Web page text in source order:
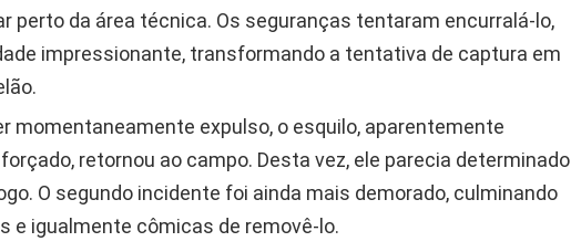
perto da área técnica. Os seguranças tentaram encurralá-lo,
impressionante, transformando a tentativa de captura em
momentaneamente expulso, o esquilo, aparentemente
retornou ao campo. Desta vez, ele parecia determinado
O segundo incidente foi ainda mais demorado, culminando
e igualmente cômicas de removê-lo.